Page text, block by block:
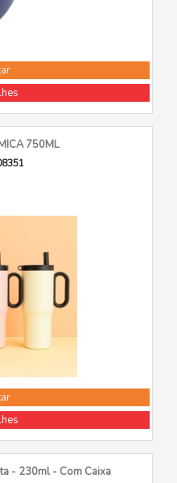
750ML
- 230ml - Com Caixa